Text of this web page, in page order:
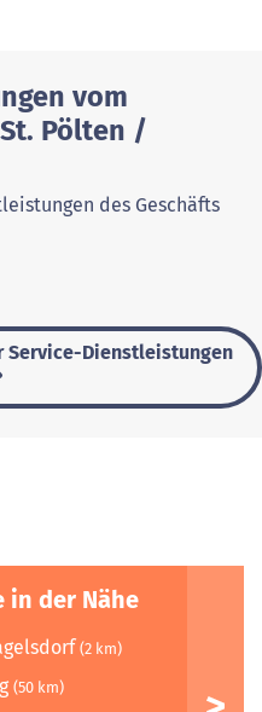
vom
Pölten /
des Geschäfts
Service-Dienstleistungen
in der Nähe
(2 km)
(50 km)